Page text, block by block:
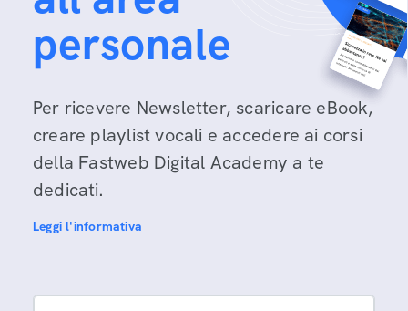
personale
Per ricevere Newsletter, scaricare eBook,
creare playlist vocali e accedere ai corsi
della Fastweb Digital Academy a te
dedicati.
Leggi l'informativa